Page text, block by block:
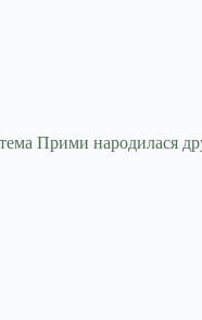
Прими народилася